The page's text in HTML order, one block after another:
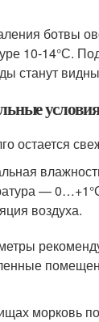
ботвы
10-14°С.
станут
остается
—
воздуха.
морковь